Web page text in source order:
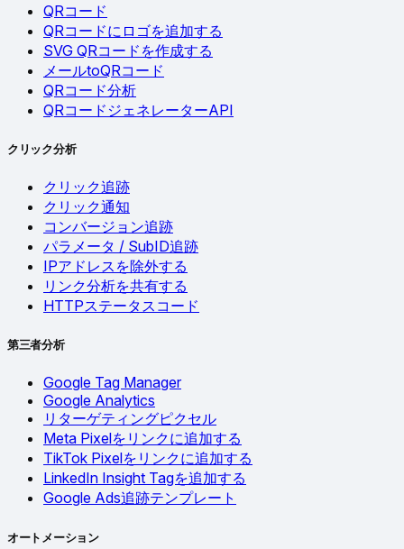
QRコード
QRコードにロゴを追加する
SVG QRコードを作成する
メールtoQRコード
QRコード分析
QRコードジェネレーターAPI
クリック分析
クリック追跡
クリック通知
コンバージョン追跡
パラメータ / SubID追跡
IPアドレスを除外する
リンク分析を共有する
HTTPステータスコード
第三者分析
Google Tag Manager
Google Analytics
リターゲティングピクセル
Meta Pixelをリンクに追加する
TikTok Pixelをリンクに追加する
LinkedIn Insight Tagを追加する
Google Ads追跡テンプレート
オートメーション